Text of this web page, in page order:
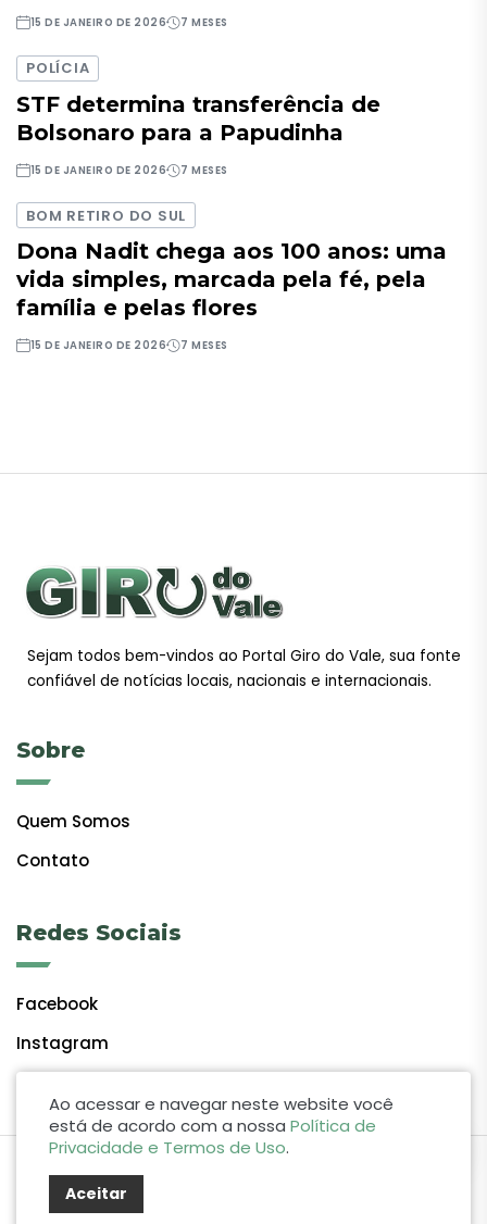
15 DE JANEIRO DE 2026 7 MESES
POLÍCIA
STF determina transferência de
Bolsonaro para a Papudinha
15 DE JANEIRO DE 2026 7 MESES
BOM RETIRO DO SUL
Dona Nadit chega aos 100 anos: uma
vida simples, marcada pela fé, pela
família e pelas flores
15 DE JANEIRO DE 2026 7 MESES
Sejam todos bem-vindos ao Portal Giro do Vale, sua fonte
confiável de notícias locais, nacionais e internacionais.
Sobre
Quem Somos
Contato
Redes Sociais
Facebook
Instagram
© 2024 Giro do Vale. Todos os direitos reservados.
Ao acessar e navegar neste website você
está de acordo com a nossa Política de
Privacidade e Termos de Uso.
Aceitar